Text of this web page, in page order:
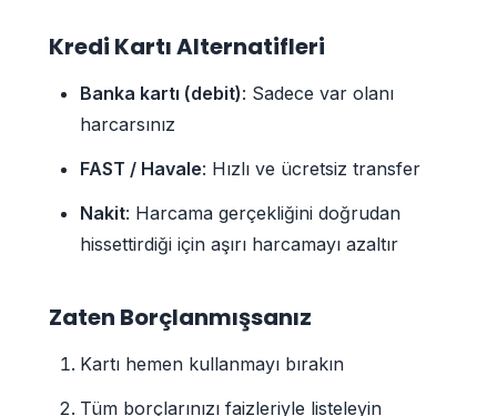
Kredi Kartı Alternatifleri
Banka kartı (debit): Sadece var olanı
harcarsınız
FAST / Havale: Hızlı ve ücretsiz transfer
Nakit: Harcama gerçekliğini doğrudan
hissettirdiği için aşırı harcamayı azaltır
Zaten Borçlanmışsanız
Kartı hemen kullanmayı bırakın
Tüm borçlarınızı faizleriyle listeleyin